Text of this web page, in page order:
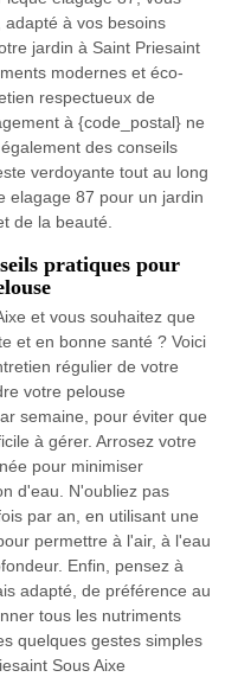
à vos besoins
jardin à Saint Priesaint
modernes et éco-
respectueux de
à {code_postal} ne
des conseils
verdoyante tout au long
elagage 87 pour un jardin
de la beauté.
pratiques pour
et vous souhaitez que
et en bonne santé ? Voici
régulier de votre
votre pelouse
semaine, pour éviter que
à gérer. Arrosez votre
pour minimiser
d'eau. N'oubliez pas
par an, en utilisant une
permettre à l'air, à l'eau
Enfin, pensez à
adapté, de préférence au
tous les nutriments
quelques gestes simples
Sous Aixe